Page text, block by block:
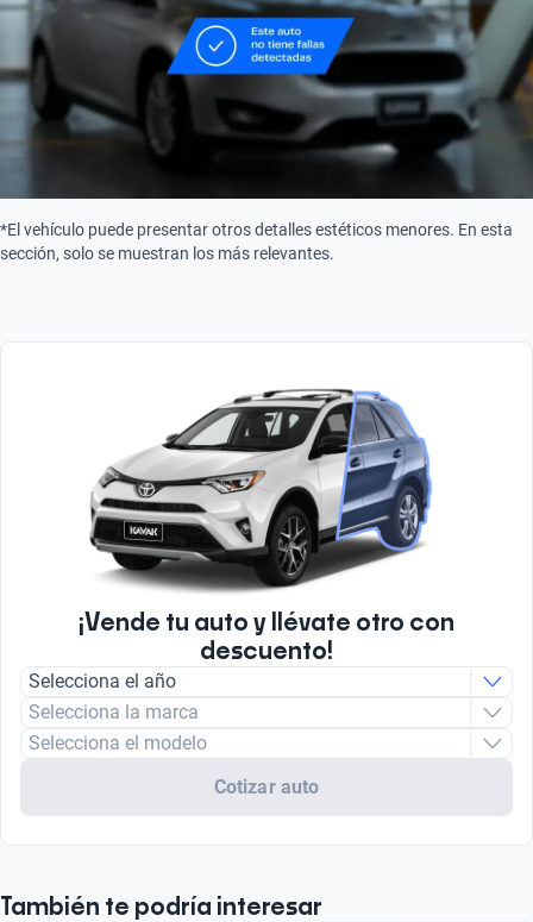
PHEV
Eléctrico
Combustible
*El vehículo puede presentar otros detalles estéticos menores. En esta
sección, solo se muestran los más relevantes.
¡Vende tu auto y llévate otro con
descuento!
Selecciona el año
Selecciona la marca
Selecciona el modelo
Cotizar auto
También te podría interesar